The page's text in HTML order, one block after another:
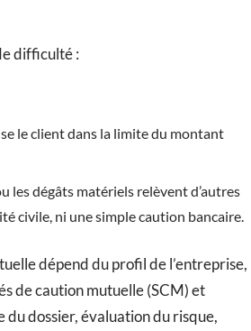
difficulté :
le client dans la limite du montant
les dégâts matériels relèvent d’autres
civile, ni une simple caution bancaire.
dépend du profil de l’entreprise,
de caution mutuelle (SCM) et
du dossier, évaluation du risque,